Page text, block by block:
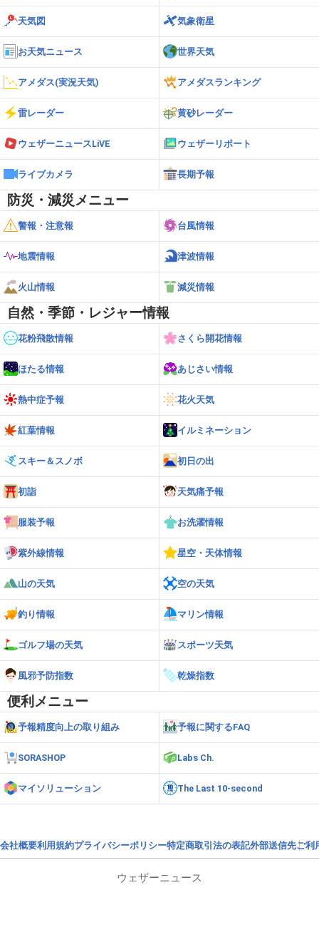
天気図 気象衛星
お天気ニュース 世界天気
アメダス(実況天気) アメダスランキング
雷レーダー 黄砂レーダー
ウェザーニュースLiVE ウェザーリポート
ライブカメラ 長期予報
防災・減災メニュー
警報・注意報 台風情報
地震情報 津波情報
火山情報 減災情報
自然・季節・レジャー情報
花粉飛散情報 さくら開花情報
ほたる情報 あじさい情報
熱中症予報 花火天気
紅葉情報 イルミネーション
スキー＆スノボ 初日の出
初詣 天気痛予報
服装予報 お洗濯情報
紫外線情報 星空・天体情報
山の天気 空の天気
釣り情報 マリン情報
ゴルフ場の天気 スポーツ天気
風邪予防指数 乾燥指数
便利メニュー
予報精度向上の取り組み 予報に関するFAQ
SORASHOP Labs Ch.
マイソリューション The Last 10-second
会社概要利用規約プライバシーポリシー特定商取引法の表記外部送信先ご利
ウェザーニュース